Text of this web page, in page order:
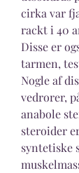
cirka var
rackt i 40
Disse er
tarmen,
Nogle af
vedrorer,
anabole
steroider
syntetiske